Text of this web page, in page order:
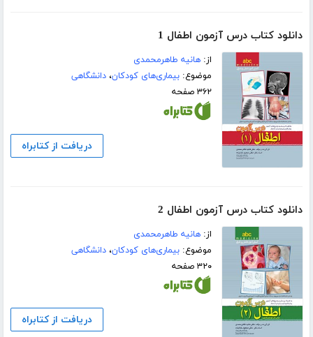
دانلود کتاب درس آزمون اطفال 1
از:هانیه طاهرمحمدی
موضوع:بیماری‌های کودکان،دانشگاهی
۳۶۲ صفحه
دریافت از کتابراه
دانلود کتاب درس آزمون اطفال 2
از:هانیه طاهرمحمدی
موضوع:بیماری‌های کودکان،دانشگاهی
۳۲۰ صفحه
دریافت از کتابراه